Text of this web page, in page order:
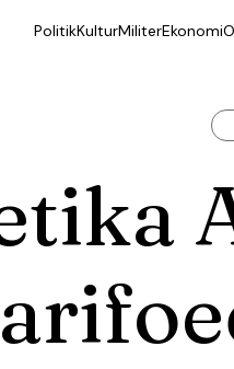
PolitikKulturMiliterEkonomi